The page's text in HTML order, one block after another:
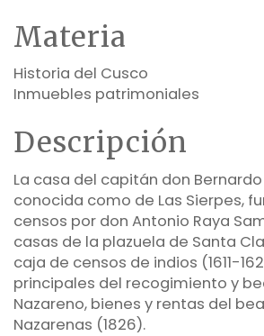
Materia
Historia del Cusco
Inmuebles patrimoniales
Descripción
La casa del capitán don
conocida como de Las Sierpes,
censos por don Antonio Raya
casas de la plazuela de Santa
caja de censos de indios (1611-
principales del recogimiento y
Nazareno, bienes y rentas del
Nazarenas (1826).